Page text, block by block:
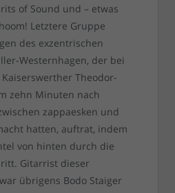
of Sound und – etwas
Letztere Gruppe
des exzentrischen
Westernhagen, der bei
Theodor-
zehn Minuten nach
zappaesken und
hatten, auftrat, indem
von hinten durch die
Gitarrist dieser
übrigens Bodo Staiger